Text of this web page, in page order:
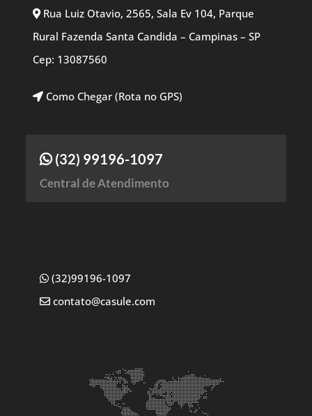
Rua Luiz Otavio, 2565, Sala Ev 104, Parque
Rural Fazenda Santa Candida – Campinas – SP
Cep: 13087560
Como Chegar (Rota no GPS)
(32) 99196-1097
Central de Atendimento
(32)99196-1097
contato@casule.com